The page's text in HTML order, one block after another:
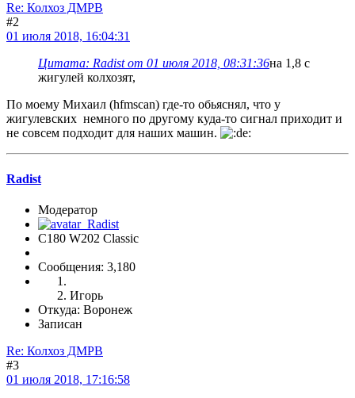
Re: Колхоз ДМРВ
#2
01 июля 2018, 16:04:31
Цитата: Radist от 01 июля 2018, 08:31:36на 1,8 с
жигулей колхозят,
По моему Михаил (hfmscan) где-то обьяснял, что у
жигулевских немного по другому куда-то сигнал приходит и
не совсем подходит для наших машин.
Radist
Модератор
C180 W202 Classic
Сообщения: 3,180
Игорь
Откуда: Воронеж
Записан
Re: Колхоз ДМРВ
#3
01 июля 2018, 17:16:58